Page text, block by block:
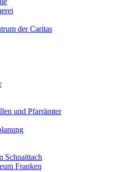
der Caritas
und Pfarrämter
Schnaittach
Franken